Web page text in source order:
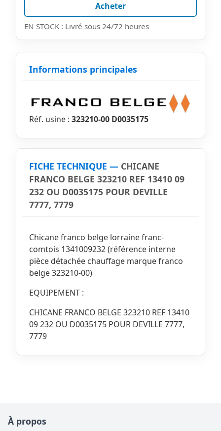
Acheter
EN STOCK : Livré sous 24/72 heures
Informations principales
Réf. usine : 323210-00 D0035175
FICHE TECHNIQUE — CHICANE
FRANCO BELGE 323210 REF 13410 09
232 OU D0035175 POUR DEVILLE
7777, 7779
Chicane franco belge lorraine franc-
comtois 1341009232 (référence interne
pièce détachée chauffage marque franco
belge 323210-00)
EQUIPEMENT :
CHICANE FRANCO BELGE 323210 REF 13410
09 232 OU D0035175 POUR DEVILLE 7777,
7779
À propos